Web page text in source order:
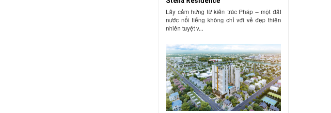
Lấy cảm hứng từ kiến trúc Pháp – một đất
nước nổi tiếng không chỉ với vẻ đẹp thiên
nhiên tuyệt v...